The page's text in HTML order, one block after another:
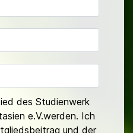
des Studienwerk
e.V.werden. Ich
und der